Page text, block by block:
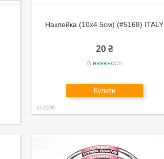
Наклейка (10x4.5см) (#5168) ITALY
20 ₴
В наявності
Купити
N-2590